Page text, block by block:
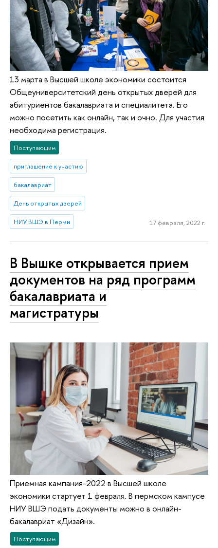
13 марта в Высшей школе экономики состоится
Общеуниверситетский день открытых дверей для
абитуриентов бакалавриата и специалитета. Его
можно посетить как онлайн, так и очно. Для участия
необходима регистрация.
Поступающим
приглашение к участию
бакалавриат
День открытых дверей
НИУ ВШЭ в Перми 17 февраля, 2022 г.
В Вышке открывается прием
документов на ряд программ
бакалавриата и
магистратуры
Приемная кампания-2022 в Высшей школе
экономики стартует 1 февраля. В пермском кампусе
НИУ ВШЭ подать документы можно в онлайн-
бакалавриат «Дизайн».
Поступающим